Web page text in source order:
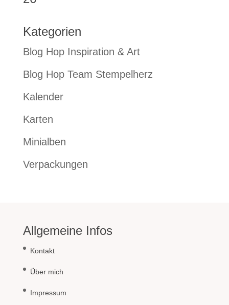
Kategorien
Blog Hop Inspiration & Art
Blog Hop Team Stempelherz
Kalender
Karten
Minialben
Verpackungen
Allgemeine Infos
Kontakt
Über mich
Impressum